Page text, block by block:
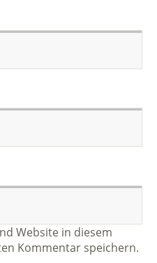
Website in diesem
Kommentar speichern.